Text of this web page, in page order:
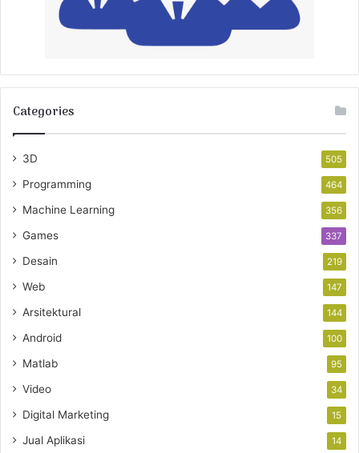
Categories
3D 505
Programming 464
Machine Learning 356
Games 337
Desain 219
Web 147
Arsitektural 144
Android 100
Matlab 95
Video 34
Digital Marketing 15
Jual Aplikasi 14